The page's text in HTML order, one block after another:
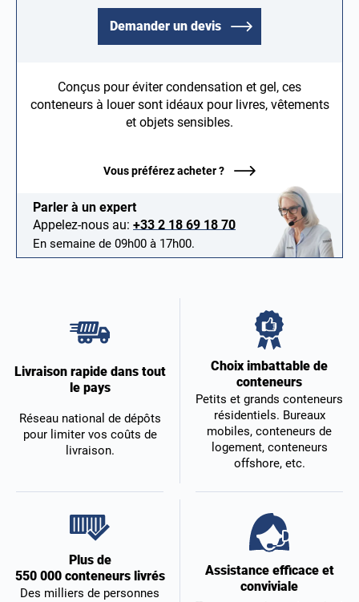
Demander un devis
Conçus pour éviter condensation et gel, ces
conteneurs à louer sont idéaux pour livres, vêtements
et objets sensibles.
Vous préférez acheter ?
Parler à un expert
Appelez-nous au: +33 2 18 69 18 70
En semaine de 09h00 à 17h00.
Livraison rapide dans tout
le pays
Réseau national de dépôts
pour limiter vos coûts de
livraison.
Choix imbattable de
conteneurs
Petits et grands conteneurs
résidentiels. Bureaux
mobiles, conteneurs de
logement, conteneurs
offshore, etc.
Plus de
550 000 conteneurs livrés
Des milliers de personnes
Assistance efficace et
conviviale